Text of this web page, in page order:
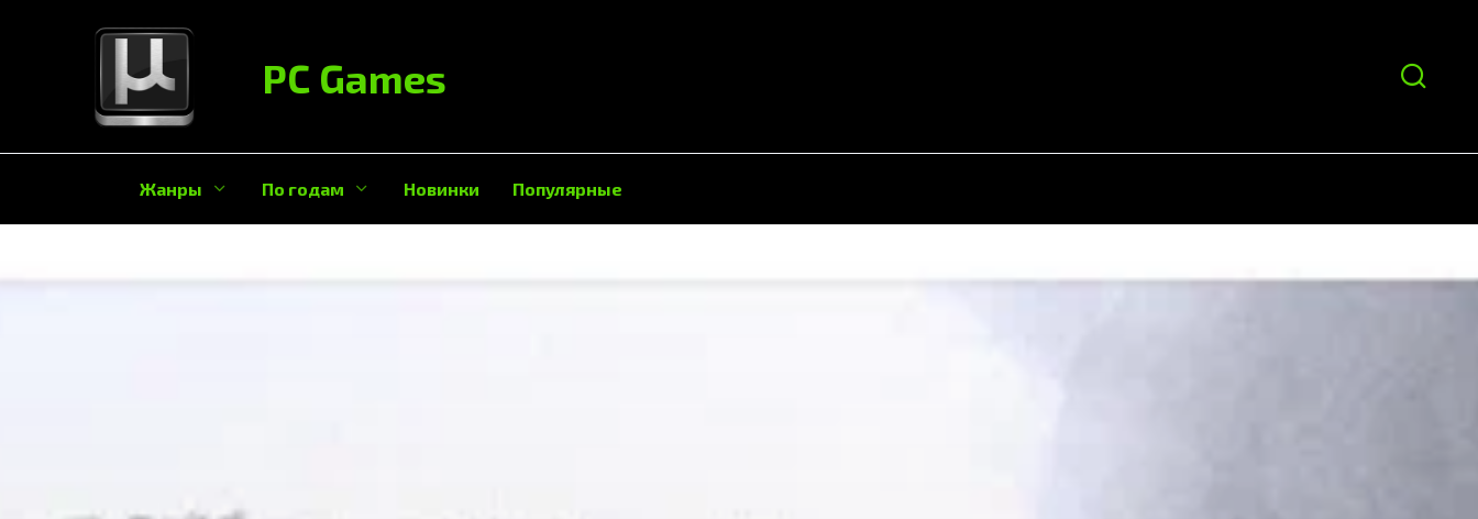
PC Games
Жанры По годам Новинки Популярные